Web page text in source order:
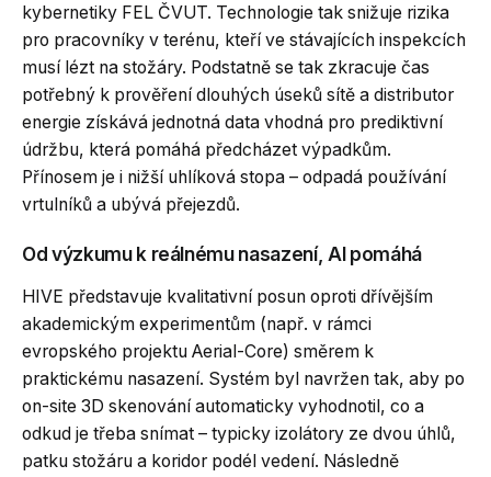
kybernetiky FEL ČVUT. Technologie tak snižuje rizika
pro pracovníky v terénu, kteří ve stávajících inspekcích
musí lézt na stožáry. Podstatně se tak zkracuje čas
potřebný k prověření dlouhých úseků sítě a distributor
energie získává jednotná data vhodná pro prediktivní
údržbu, která pomáhá předcházet výpadkům.
Přínosem je i nižší uhlíková stopa – odpadá používání
vrtulníků a ubývá přejezdů.
Od výzkumu k reálnému nasazení, AI pomáhá
HIVE představuje kvalitativní posun oproti dřívějším
akademickým experimentům (např. v rámci
evropského projektu Aerial-Core) směrem k
praktickému nasazení. Systém byl navržen tak, aby po
on-site 3D skenování automaticky vyhodnotil, co a
odkud je třeba snímat – typicky izolátory ze dvou úhlů,
patku stožáru a koridor podél vedení. Následně